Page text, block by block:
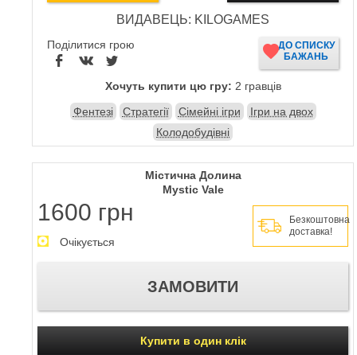
ВИДАВЕЦЬ: KILOGAMES
Поділитися грою
ДО СПИСКУ
БАЖАНЬ
Хочуть купити цю гру: 2 гравців
Фентезі
Стратегії Сімейні ігри
Ігри на двох
Колодобудівні
Містична Долина
Mystic Vale
1600 грн
Безкоштовна
доставка!
Очікується
Купити в один клік